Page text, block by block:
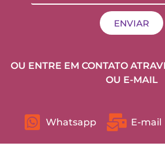
ENVIAR
OU ENTRE EM CONTATO
OU E-MAIL
Whatsapp E-mail